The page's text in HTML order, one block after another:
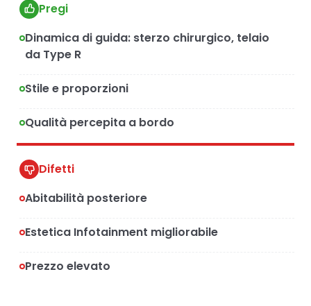
Pregi
Dinamica di guida: sterzo chirurgico, telaio
da Type R
Stile e proporzioni
Qualità percepita a bordo
Difetti
Abitabilità posteriore
Estetica Infotainment migliorabile
Prezzo elevato